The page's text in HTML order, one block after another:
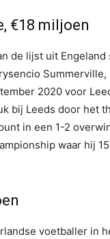
€18 miljoen
de lijst uit
2020 voor
bij Leeds door het
in een 1-2
waar hij
voetballer in